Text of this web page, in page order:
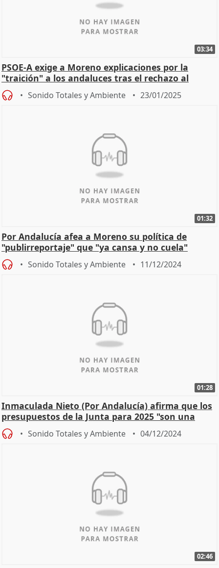
03:34
PSOE-A exige a Moreno explicaciones por la
"traición" a los andaluces tras el rechazo al
decreto 'óm
Sonido Totales y Ambiente 23/01/2025
01:32
Por Andalucía afea a Moreno su política de
"publirreportaje" que "ya cansa y no cuela"
Sonido Totales y Ambiente 11/12/2024
01:28
Inmaculada Nieto (Por Andalucía) afirma que los
presupuestos de la Junta para 2025 "son una
milonga"
Sonido Totales y Ambiente 04/12/2024
02:46